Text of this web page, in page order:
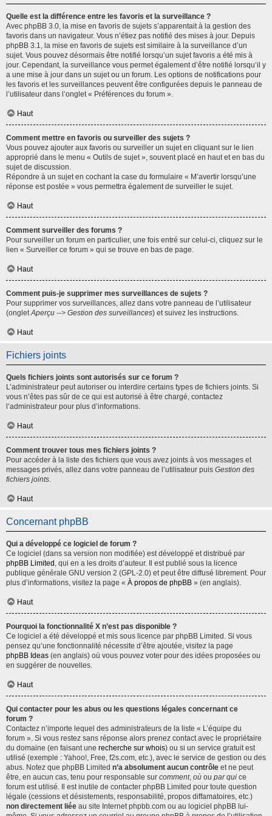
Quelle est la différence entre les favoris et la surveillance ?
Avec phpBB 3.0, la mise en favoris de sujets s’apparentait à la gestion des
favoris dans un navigateur. Vous n’étiez pas notifié des mises à jour. Depuis
phpBB 3.1, la mise en favoris de sujets est similaire à la surveillance d’un
sujet. Vous pouvez désormais être notifié lorsqu’un sujet favoris a été mis à
jour. Cependant, la surveillance vous permet également d’être notifié lorsqu’il y
a une mise à jour dans un sujet ou un forum. Les options de notifications pour
les favoris et les surveillances peuvent être configurées depuis le panneau de
l’utilisateur dans l’onglet « Préférences du forum ».
Haut
Comment mettre en favoris ou surveiller des sujets ?
Vous pouvez ajouter aux favoris ou surveiller un sujet en cliquant sur le lien
approprié dans le menu « Outils de sujet », souvent placé en haut et en bas du
sujet de discussion.
Répondre à un sujet en cochant la case du formulaire « M’avertir lorsqu’une
réponse est postée » vous permettra également de surveiller le sujet.
Haut
Comment surveiller des forums ?
Pour surveiller un forum en particulier, une fois entré sur celui-ci, cliquez sur le
lien « Surveiller ce forum » qui se trouve en bas de page.
Haut
Comment puis-je supprimer mes surveillances de sujets ?
Pour supprimer vos surveillances, allez dans votre panneau de l’utilisateur
(ongletAperçu --> Gestion des surveillances) et suivez les instructions.
Haut
Fichiers joints
Quels fichiers joints sont autorisés sur ce forum ?
L’administrateur peut autoriser ou interdire certains types de fichiers joints. Si
vous n’êtes pas sûr de ce qui est autorisé à être chargé, contactez
l’administrateur pour plus d’informations.
Haut
Comment trouver tous mes fichiers joints ?
Pour accéder à la liste des fichiers que vous avez joints à vos messages et
messages privés, allez dans votre panneau de l’utilisateur puis Gestion des
fichiers joints.
Haut
Concernant phpBB
Qui a développé ce logiciel de forum ?
Ce logiciel (dans sa version non modifiée) est développé et distribué par
phpBB Limited , qui en a les droits d’auteur. Il est publié sous la licence
publique générale GNU version 2 (GPL-2.0) et peut être diffusé librement. Pour
plus d’informations, visitez la page « À propos de phpBB » (en anglais).
Haut
Pourquoi la fonctionnalité X n’est pas disponible ?
Ce logiciel a été développé et mis sous licence par phpBB Limited. Si vous
pensez qu’une fonctionnalité nécessite d’être ajoutée, visitez la page
phpBB Ideas (en anglais) où vous pouvez voter pour des idées proposées ou
en suggérer de nouvelles.
Haut
Qui contacter pour les abus ou les questions légales concernant ce
forum ?
Contactez n’importe lequel des administrateurs de la liste « L’équipe du
forum ». Si vous restez sans réponse alors prenez contact avec le propriétaire
du domaine (en faisant une recherche sur whois) ou si un service gratuit est
utilisé (exemple : Yahoo!, Free, f2s.com, etc.), avec le service de gestion ou des
abus. Notez que phpBB Limited n’a absolument aucun contrôle et ne peut
être, en aucun cas, tenu pour responsable sur comment, où ou par qui ce
forum est utilisé. Il est inutile de contacter phpBB Limited pour toute question
légale (cessions et désistements, responsabilité, propos diffamatoires, etc.)
non directement liée au site Internet phpbb.com ou au logiciel phpBB lui-